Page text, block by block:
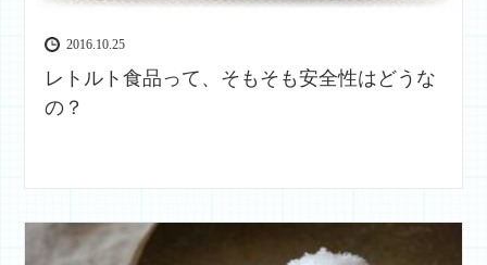
2016.10.25
レトルト食品って、そもそも安全性はどうな
の？